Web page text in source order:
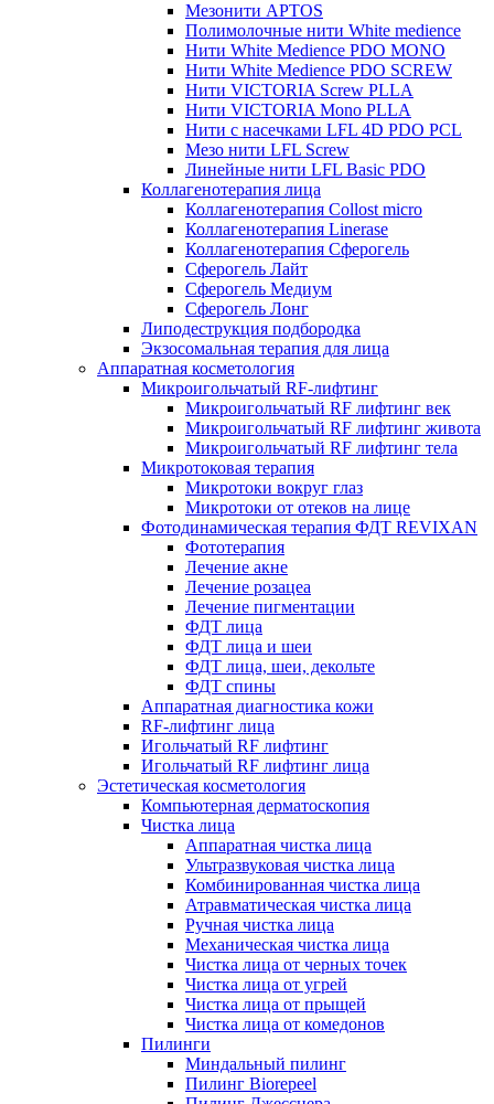
Мезонити APTOS
Полимолочные нити White medience
Нити White Medience PDO MONO
Нити White Medience PDO SCREW
Нити VICTORIA Screw PLLA
Нити VICTORIA Mono PLLA
Нити с насечками LFL 4D PDO PCL
Мезо нити LFL Screw
Линейные нити LFL Basic PDO
Коллагенотерапия лица
Коллагенотерапия Collost micro
Коллагенотерапия Linerase
Коллагенотерапия Сферогель
Сферогель Лайт
Сферогель Медиум
Сферогель Лонг
Липодеструкция подбородка
Экзосомальная терапия для лица
Аппаратная косметология
Микроигольчатый RF-лифтинг
Микроигольчатый RF лифтинг век
Микроигольчатый RF лифтинг живота
Микроигольчатый RF лифтинг тела
Микротоковая терапия
Микротоки вокруг глаз
Микротоки от отеков на лице
Фотодинамическая терапия ФДТ REVIXAN
Фототерапия
Лечение акне
Лечение розацеа
Лечение пигментации
ФДТ лица
ФДТ лица и шеи
ФДТ лица, шеи, декольте
ФДТ спины
Аппаратная диагностика кожи
RF-лифтинг лица
Игольчатый RF лифтинг
Игольчатый RF лифтинг лица
Эстетическая косметология
Компьютерная дерматоскопия
Чистка лица
Аппаратная чистка лица
Ультразвуковая чистка лица
Комбинированная чистка лица
Атравматическая чистка лица
Ручная чистка лица
Механическая чистка лица
Чистка лица от черных точек
Чистка лица от угрей
Чистка лица от прыщей
Чистка лица от комедонов
Пилинги
Миндальный пилинг
Пилинг Biorepeel